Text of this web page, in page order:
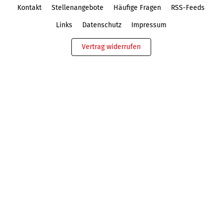
Kontakt Stellenangebote Häufige Fragen RSS-Feeds
Links Datenschutz Impressum
Vertrag widerrufen